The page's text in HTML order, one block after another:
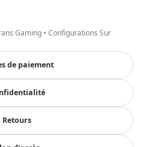
Gaming • Configurations Sur
de paiement
Retours